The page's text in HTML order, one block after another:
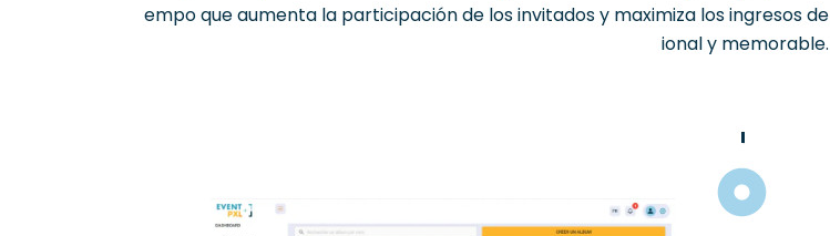
empoqueaumenta la participaciónde losinvitadosy maximiza losingresosde
ionaly memorable.